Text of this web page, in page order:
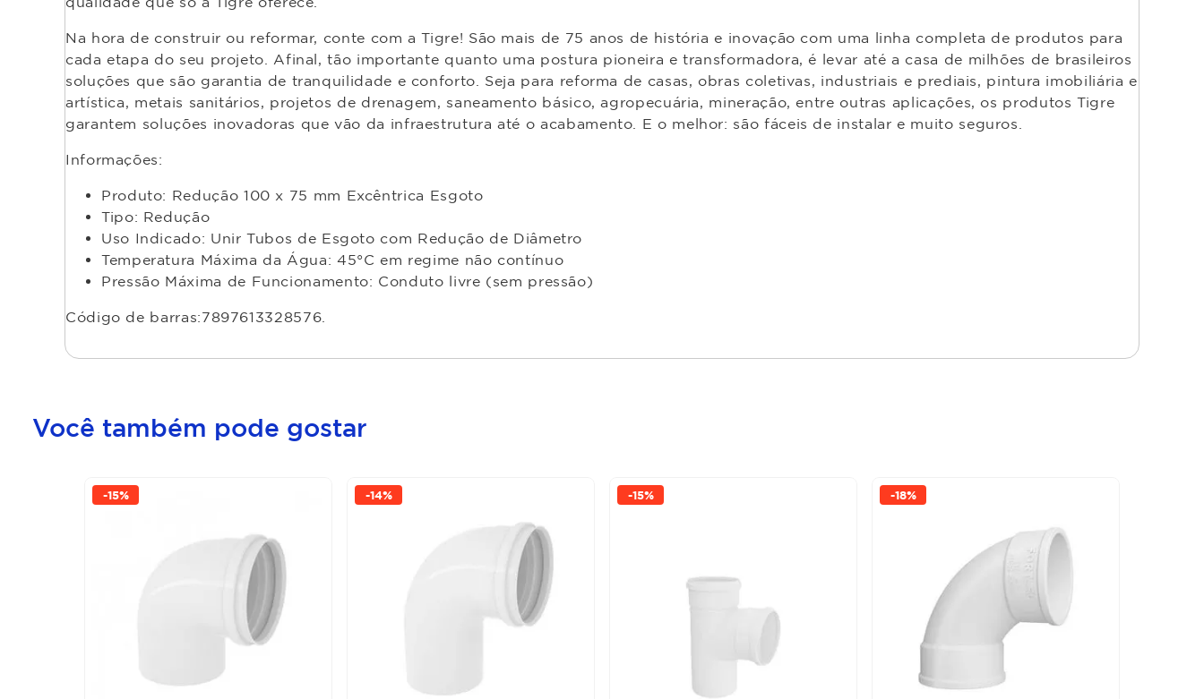
Na hora de construir ou reformar, conte com a Tigre! São mais de 75 anos de história e inovação com uma linha completa de produtos para
cada etapa do seu projeto. Afinal, tão importante quanto uma postura pioneira e transformadora, é levar até a casa de milhões de brasileiros
soluções que são garantia de tranquilidade e conforto. Seja para reforma de casas, obras coletivas, industriais e prediais, pintura imobiliária e
artística, metais sanitários, projetos de drenagem, saneamento básico, agropecuária, mineração, entre outras aplicações, os produtos Tigre
garantem soluções inovadoras que vão da infraestrutura até o acabamento. E o melhor: são fáceis de instalar e muito seguros.
Informações:
Produto: Redução 100 x 75 mm Excêntrica Esgoto
Tipo: Redução
Uso Indicado: Unir Tubos de Esgoto com Redução de Diâmetro
Temperatura Máxima da Água: 45°C em regime não contínuo
Pressão Máxima de Funcionamento: Conduto livre (sem pressão)
Código de barras:7897613328576.
Você também pode gostar
-15% -14% -15% -18%